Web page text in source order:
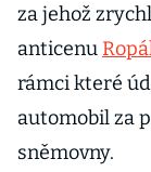
za jehož
anticenu
rámci které
automobil za
sněmovny.